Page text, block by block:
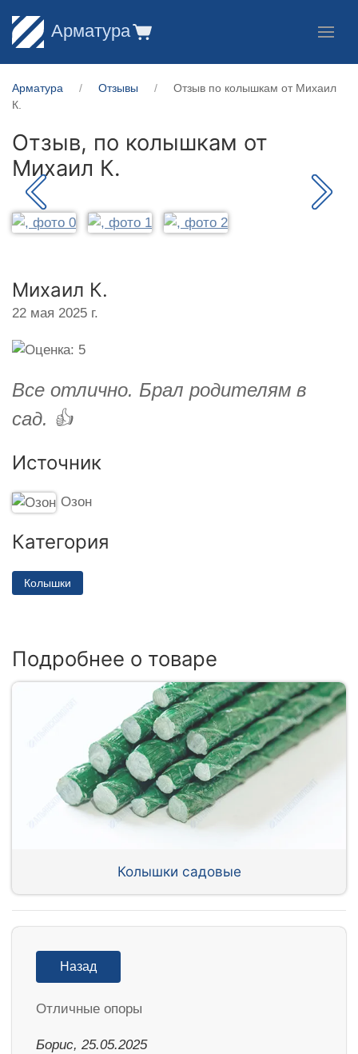
Арматура
Арматура Отзывы
Отзыв по колышкам от Михаил
К.
Отзыв, по колышкам от
Михаил К.
Михаил К.
22 мая 2025 г.
Все отлично. Брал родителям в
сад. 👍
Источник
Озон
Категория
Колышки
Подробнее о товаре
Колышки садовые
Назад
Отличные опоры
Борис, 25.05.2025